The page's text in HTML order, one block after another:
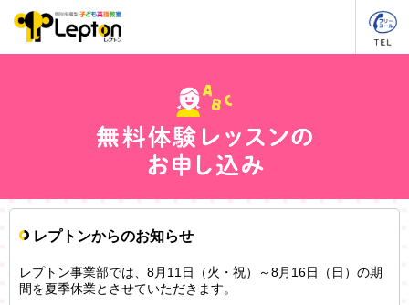
レプトンからのお知らせ
レプトン事業部では、8月11日（火・祝）～8月16日（日）の期
間を夏季休業とさせていただきます。